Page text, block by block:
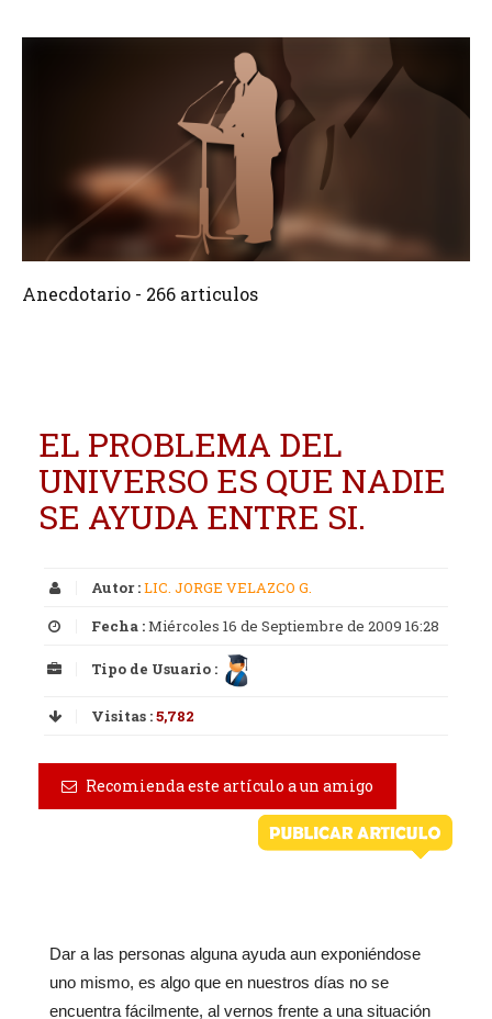
Crear 266 Articulos
Anecdotario - 266 articulos
EL PROBLEMA DEL
UNIVERSO ES QUE NADIE
SE AYUDA ENTRE SI.
Autor :LIC. JORGE VELAZCO G.
Fecha :Miércoles 16 de Septiembre de 2009 16:28
Tipo de Usuario :
Visitas :5,782
Recomienda este artículo a un amigo
Dar a las personas alguna ayuda aun exponiéndose
uno mismo, es algo que en nuestros días no se
encuentra fácilmente, al vernos frente a una situación